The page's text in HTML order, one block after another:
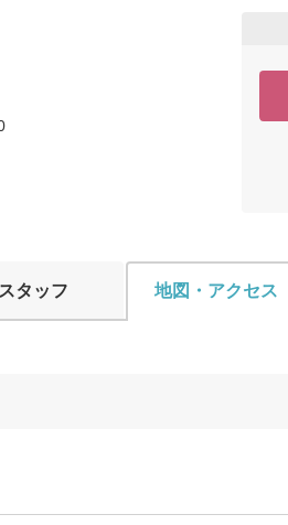
スタッフ 地図・アクセス